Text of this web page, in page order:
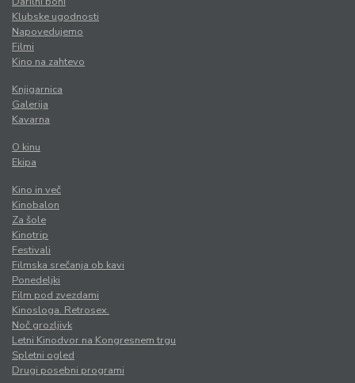
Klubske ugodnosti
Napovedujemo
Filmi
Kino na zahtevo
Knjigarnica
Galerija
Kavarna
O kinu
Ekipa
Kino in več
Kinobalon
Za šole
Kinotrip
Festivali
Filmska srečanja ob kavi
Ponedeljki
Film pod zvezdami
Kinosloga. Retrosex.
Noč grozljivk
Letni Kinodvor na Kongresnem trgu
Spletni ogled
Drugi posebni programi